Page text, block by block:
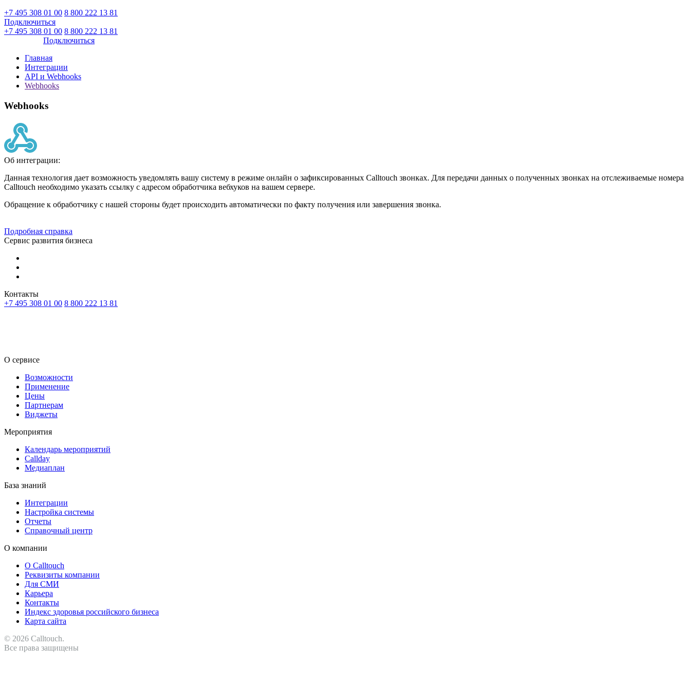
+7 495 308 01 00 8 800 222 13 81
Подключиться
+7 495 308 01 00 8 800 222 13 81
Подключиться
Главная
Интеграции
API и Webhooks
Webhooks
Webhooks
Об интеграции:
Данная технология дает возможность уведомлять вашу систему в режиме онлайн о зафиксированных Calltouch звонках. Для передачи данных о полученных звонках на отслеживаемые номера
Calltouch необходимо указать ссылку с адресом обработчика вебхуков на вашем сервере.
Обращение к обработчику с нашей стороны будет происходить автоматически по факту получения или завершения звонка.
Подробная справка
Сервис развития бизнеса
Контакты
+7 495 308 01 00 8 800 222 13 81
О сервисе
Возможности
Применение
Цены
Партнерам
Виджеты
Мероприятия
Календарь мероприятий
Callday
Медиаплан
База знаний
Интеграции
Настройка системы
Отчеты
Справочный центр
О компании
О Calltouch
Реквизиты компании
Для СМИ
Карьера
Контакты
Индекс здоровья российского бизнеса
Карта сайта
© 2026 Calltouch.
Все права защищены